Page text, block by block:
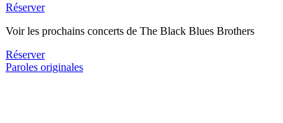
Réserver
Voir les prochains concerts de The Black Blues Brothers
Réserver
Paroles originales